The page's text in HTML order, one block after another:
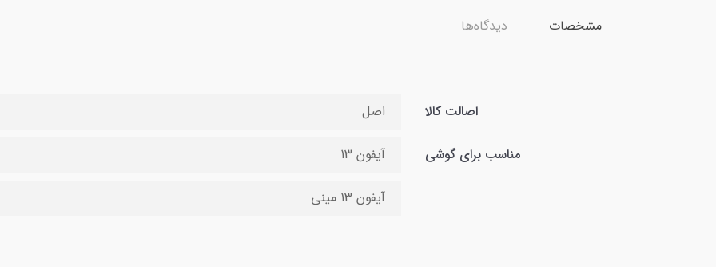
مشخصات دیدگاه‌ها
اصالت کالا اصل
مناسب برای گوشی آیفون 13
آیفون 13 مینی